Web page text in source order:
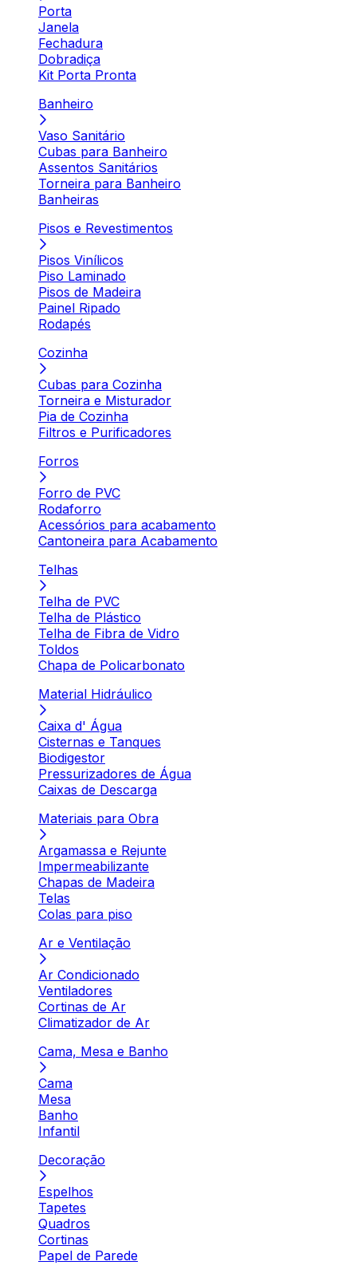
Porta
Janela
Fechadura
Dobradiça
Kit Porta Pronta
Banheiro
Vaso Sanitário
Cubas para Banheiro
Assentos Sanitários
Torneira para Banheiro
Banheiras
Pisos e Revestimentos
Pisos Vinílicos
Piso Laminado
Pisos de Madeira
Painel Ripado
Rodapés
Cozinha
Cubas para Cozinha
Torneira e Misturador
Pia de Cozinha
Filtros e Purificadores
Forros
Forro de PVC
Rodaforro
Acessórios para acabamento
Cantoneira para Acabamento
Telhas
Telha de PVC
Telha de Plástico
Telha de Fibra de Vidro
Toldos
Chapa de Policarbonato
Material Hidráulico
Caixa d' Água
Cisternas e Tanques
Biodigestor
Pressurizadores de Água
Caixas de Descarga
Materiais para Obra
Argamassa e Rejunte
Impermeabilizante
Chapas de Madeira
Telas
Colas para piso
Ar e Ventilação
Ar Condicionado
Ventiladores
Cortinas de Ar
Climatizador de Ar
Cama, Mesa e Banho
Cama
Mesa
Banho
Infantil
Decoração
Espelhos
Tapetes
Quadros
Cortinas
Papel de Parede